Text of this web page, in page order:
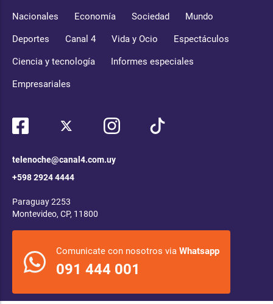
Nacionales Economía Sociedad Mundo
Deportes Canal 4 Vida y Ocio Espectáculos
Ciencia y tecnología Informes especiales
Empresariales
telenoche@canal4.com.uy
+598 2924 4444
Paraguay 2253
Montevideo, CP, 11800
Comunicate con nosotros via Whatsapp
091 444 001